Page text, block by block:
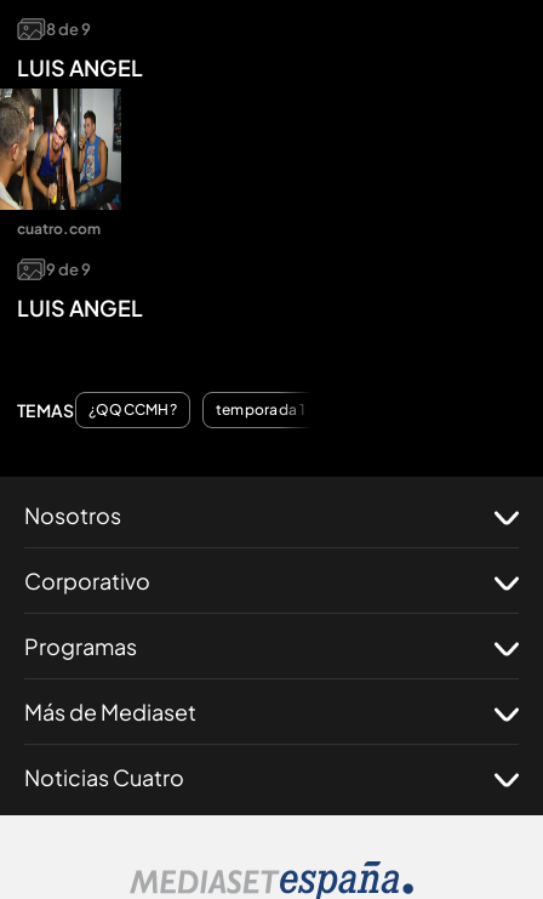
8de9
LUIS ANGEL
9de9
LUIS ANGEL
cuatro.com
TEMAS ¿QQCCMH? temporada 1
Nosotros
Corporativo
Programas
Más de Mediaset
Noticias Cuatro